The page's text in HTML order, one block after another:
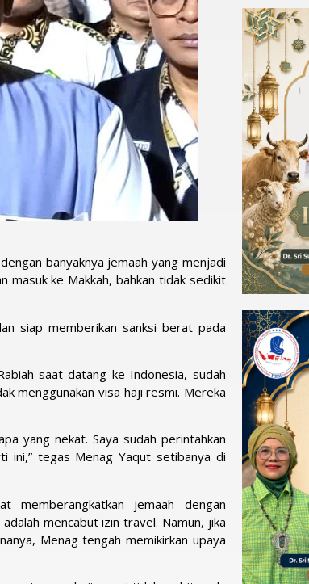
banyaknya jemaah yang menjadi
masuk ke Makkah, bahkan tidak sedikit
siap memberikan sanksi berat pada
saat datang ke Indonesia, sudah
menggunakan visa haji resmi. Mereka
yang nekat. Saya sudah perintahkan
ini,” tegas Menag Yaqut setibanya di
jemaah dengan
mencabut izin travel. Namun, jika
Menag tengah memikirkan upaya